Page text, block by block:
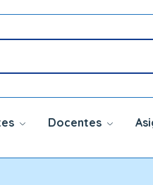
Docentes